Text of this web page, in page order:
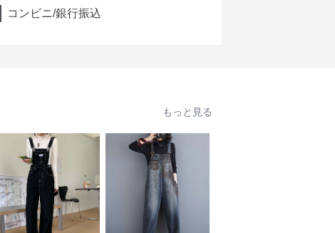
コンビニ/銀行振込
もっと見る